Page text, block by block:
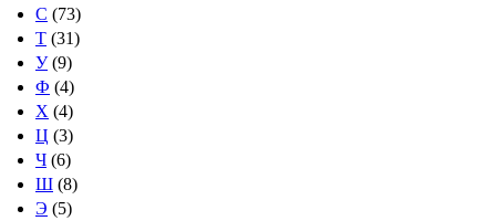
С (73)
Т (31)
У(9)
Ф (4)
Х (4)
Ц (3)
Ч (6)
Ш (8)
Э (5)